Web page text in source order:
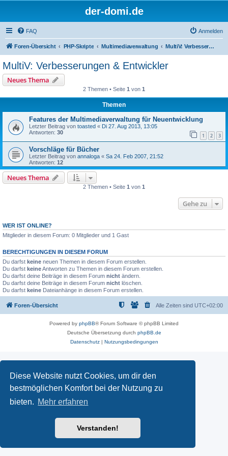
Diese Website nutzt Cookies, um dir den
bestmöglichen Komfort bei der Nutzung zu
bieten. Mehr erfahren
Verstanden!
der-domi.de
FAQ Anmelden
Foren-Übersicht PHP-Skripte Multimediaverwaltung MultiV: Verbesserungen & Entwickler
MultiV: Verbesserungen & Entwickler
Neues Thema
2 Themen • Seite 1 von 1
Themen
Features der Multimediaverwaltung für Neuentwicklung
Letzter Beitrag von toasted « Di 27. Aug 2013, 13:05
Antworten: 30 1 2 3
Vorschläge für Bücher
Letzter Beitrag von annaloga « Sa 24. Feb 2007, 21:52
Antworten: 12
Neues Thema
2 Themen • Seite 1 von 1
Gehe zu
WER IST ONLINE?
Mitglieder in diesem Forum: 0 Mitglieder und 1 Gast
BERECHTIGUNGEN IN DIESEM FORUM
Du darfst keine neuen Themen in diesem Forum erstellen.
Du darfst keineAntworten zu Themen in diesem Forum erstellen.
Du darfst deine Beiträge in diesem Forum nicht ändern.
Du darfst deine Beiträge in diesem Forum nicht löschen.
Du darfst keine Dateianhänge in diesem Forum erstellen.
Foren-Übersicht Alle Zeiten sind UTC+02:00
Powered by phpBB® Forum Software © phpBB Limited
Deutsche Übersetzung durch phpBB.de
Datenschutz| Nutzungsbedingungen